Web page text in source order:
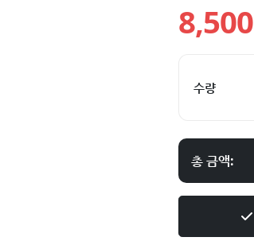
8,500
수량
총 금액: